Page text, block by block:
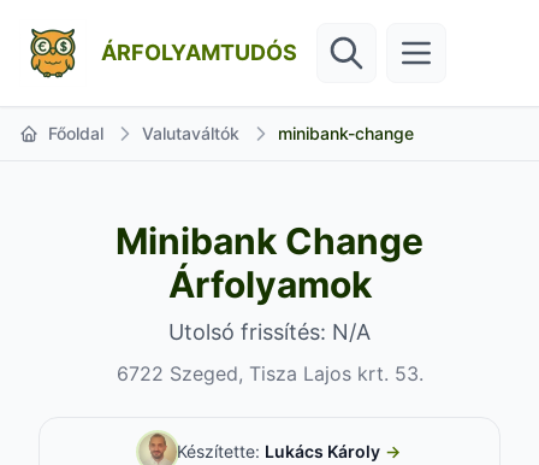
ÁRFOLYAMTUDÓS
Főoldal Valutaváltók minibank-change
Minibank Change
Árfolyamok
Utolsó frissítés: N/A
6722 Szeged, Tisza Lajos krt. 53.
Készítette: Lukács Károly →